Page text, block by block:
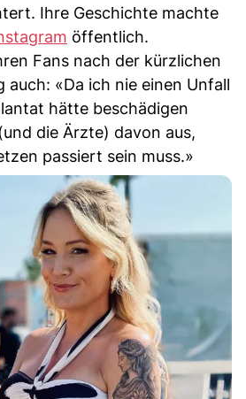
Ihre Geschichte machte
öffentlich.
Fans nach der kürzlichen
auch: «Da ich nie einen Unfall
hätte beschädigen
die Ärzte) davon aus,
passiert sein muss.»